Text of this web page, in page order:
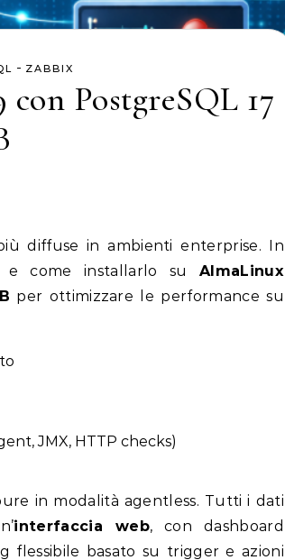
- ZABBIX
PostgreSQL 17
e come installarlo suAlmaLinux
per ottimizzare le performance su
JMX, HTTP checks)
in modalità agentless. Tutti i dati
interfaccia web, con dashboard
flessibile basato su trigger e azioni